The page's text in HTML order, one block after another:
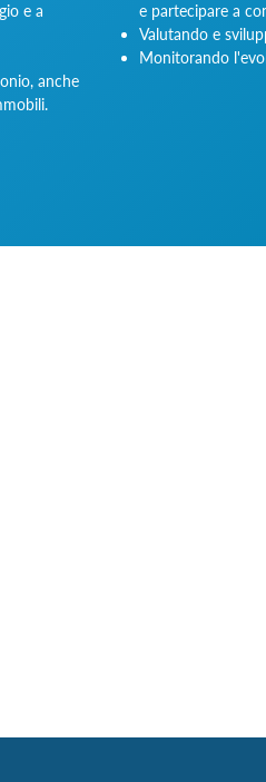
e a
anche
e partecipare a
Valutando e
Monitorando